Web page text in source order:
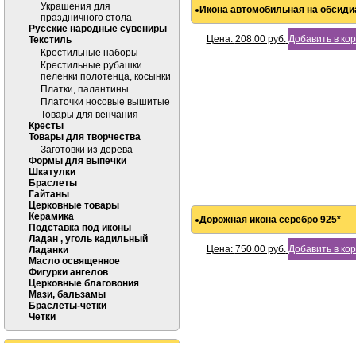
Украшения для
праздничного стола
Русские народные сувениры
Текстиль
Крестильные наборы
Крестильные рубашки
пеленки полотенца, косынки
Платки, палантины
Платочки носовые вышитые
Товары для венчания
Кресты
Товары для творчества
Заготовки из дерева
Формы для выпечки
Шкатулки
Браслеты
Гайтаны
Церковные товары
Керамика
Подставка под иконы
Ладан , уголь кадильный
Ладанки
Масло освященное
Фигурки ангелов
Церковные благовония
Мази, бальзамы
Браслеты-четки
Четки
Икона автомобильная на
Цена: 208.00руб. Добавить в
Дорожная икона серебро 925*
Цена: 750.00руб. Добавить в